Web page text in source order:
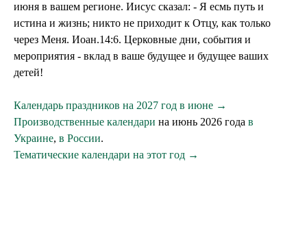
июня в вашем регионе. Иисус сказал: - Я есмь путь и
истина и жизнь; никто не приходит к Отцу, как только
через Меня. Иоан.14:6. Церковные дни, события и
мероприятия - вклад в ваше будущее и будущее ваших
детей!
Календарь праздников на 2027 год в июне →
Производственные календари на июнь 2026 года в
Украине, в России.
Тематические календари на этот год →